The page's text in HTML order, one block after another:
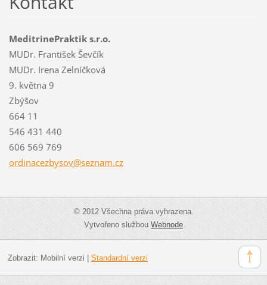
MeditrinePraktik s.r.o.
MUDr. František Ševčík
MUDr. Irena Zelníčková
9. května 9
Zbýšov
664 11
546 431 440
606 569 769
ordinacezbysov@seznam.cz
© 2012 Všechna práva vyhrazena.
Vytvořeno službouWebnode
Zobrazit: Mobilní verzi Standardní verzi